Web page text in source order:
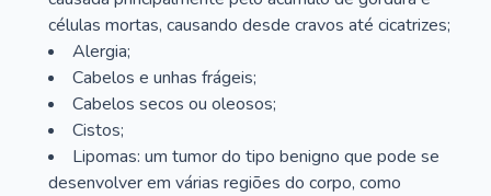
células mortas, causando desde cravos até cicatrizes;
Alergia;
Cabelos e unhas frágeis;
Cabelos secos ou oleosos;
Cistos;
Lipomas: um tumor do tipo benigno que pode se
desenvolver em várias regiões do corpo, como